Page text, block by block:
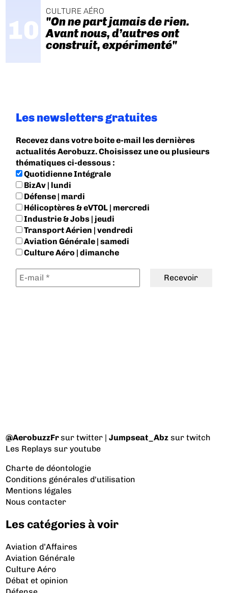
CULTURE AÉRO
"On ne part jamais de rien.
Avant nous, d’autres ont
construit, expérimenté"
Les newsletters gratuites
Recevez dans votre boite e-mail les dernières
actualités Aerobuzz. Choisissez une ou plusieurs
thématiques ci-dessous :
Quotidienne Intégrale
BizAv | lundi
Défense | mardi
Hélicoptères & eVTOL | mercredi
Industrie & Jobs | jeudi
Transport Aérien | vendredi
Aviation Générale | samedi
Culture Aéro | dimanche
@AerobuzzFrsur twitter |Jumpseat_Abz sur twitch
Les Replays sur youtube
Charte de déontologie
Conditions générales d'utilisation
Mentions légales
Nous contacter
Les catégories à voir
Aviation d’Affaires
Aviation Générale
Culture Aéro
Débat et opinion